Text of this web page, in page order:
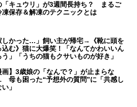
「キュウリ」が3週間長持ち？ まるご
凍保存＆解凍のテクニックとは
しかった…」飼い主が帰宅→《靴に頭を
込む》猫に大爆笑！「なんてかわいいん
う」「うちの猫もクサいものが好き」
画】3歳娘の「なんで？」が止まらな
母も困った“予想外の質問”に「共感し
」